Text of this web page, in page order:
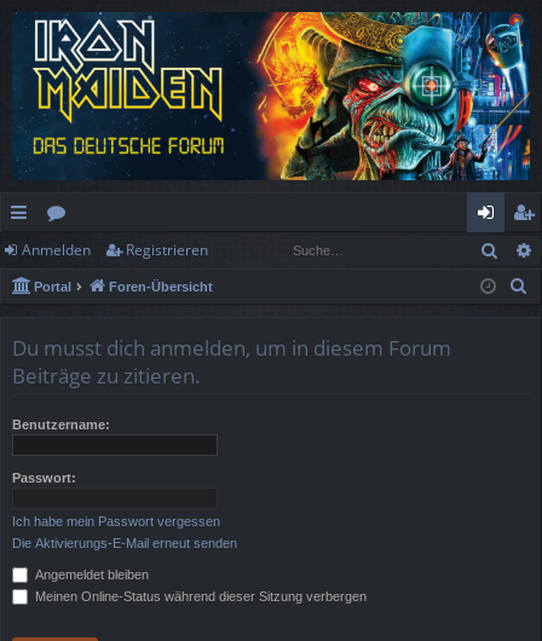
ch
ne
ug
f
or
en
n
m
eg
ist
Anmelden Registrieren
Portal Foren-Übersicht
Du musst dich anmelden, um in diesem Forum
Beiträge zu zitieren.
Benutzername:
Passwort:
Ich habe mein Passwort vergessen
Die Aktivierungs-E-Mail erneut senden
Angemeldet bleiben
Meinen Online-Status während dieser Sitzung verbergen